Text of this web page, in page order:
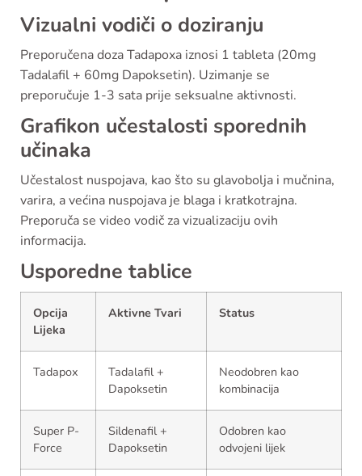
Vizualni vodiči o doziranju
Preporučena doza Tadapoxa iznosi 1 tableta (20mg
Tadalafil + 60mg Dapoksetin). Uzimanje se
preporučuje 1-3 sata prije seksualne aktivnosti.
Grafikon učestalosti sporednih
učinaka
Učestalost nuspojava, kao što su glavobolja i mučnina,
varira, a većina nuspojava je blaga i kratkotrajna.
Preporuča se video vodič za vizualizaciju ovih
informacija.
Usporedne tablice
Opcija
Lijeka
Aktivne Tvari Status
Tadapox
Tadalafil +
Dapoksetin
Neodobren kao
kombinacija
Super P-
Force
Sildenafil +
Dapoksetin
Odobren kao
odvojeni lijek